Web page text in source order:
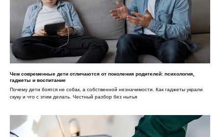
Чем современные дети отличаются от поколения родителей: психология,
гаджеты и воспитание
Почему дети боятся не собак, а собственной незначимости. Как гаджеты украли
скуку и что с этим делать. Честный разбор без нытья